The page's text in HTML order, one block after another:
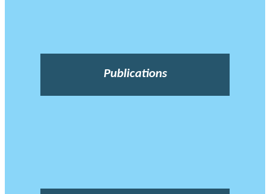
Publications